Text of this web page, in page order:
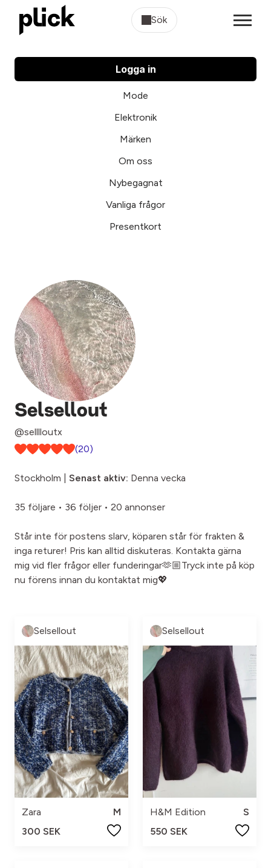
Sök
Logga in
Mode
Elektronik
Märken
Om oss
Nybegagnat
Vanliga frågor
Presentkort
Selsellout
@selllloutx
(20)
Stockholm | Senast aktiv: Denna vecka
35 följare • 36 följer • 20 annonser
Står inte för postens slarv, köparen står för frakten &
inga returer! Pris kan alltid diskuteras. Kontakta gärna
mig vid fler frågor eller funderingar🫶🏼Tryck inte på köp
nu förens innan du kontaktat mig💖
Selsellout
Zara
M
300 SEK
Selsellout
H&M Edition
S
550 SEK